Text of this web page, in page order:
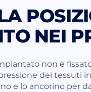
NEI
non è
dei tessuti
e lo ancorino per